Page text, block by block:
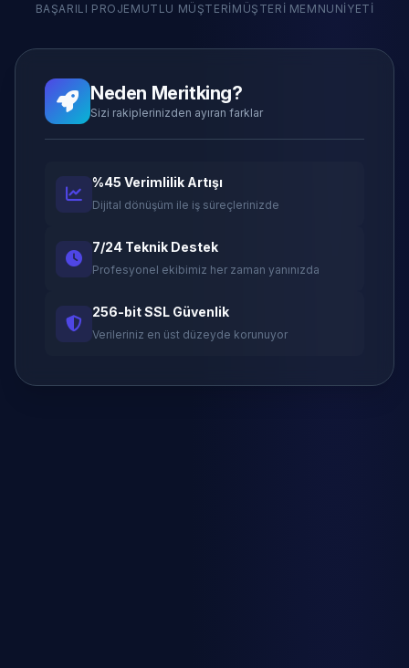
BAŞARILI PROJE MUTLU MÜŞTERI MÜŞTERI MEMNUNIYETI
Neden Meritking?
Sizi rakiplerinizden ayıran farklar
%45 Verimlilik Artışı
Dijital dönüşüm ile iş süreçlerinizde
7/24 Teknik Destek
Profesyonel ekibimiz her zaman yanınızda
256-bit SSL Güvenlik
Verileriniz en üst düzeyde korunuyor